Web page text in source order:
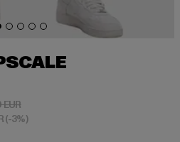
Aktionspreis: 54,99 EUR
(-3%)